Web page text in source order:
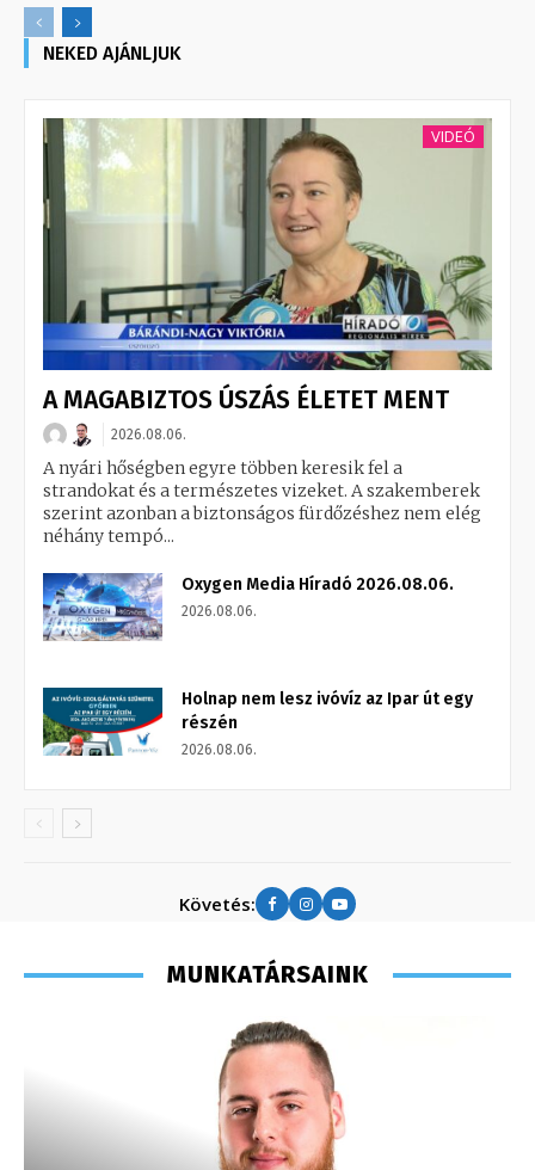
NEKED AJÁNLJUK
VIDEÓ
A MAGABIZTOS ÚSZÁS ÉLETET MENT
2026.08.06.
A nyári hőségben egyre többen keresik fel a
strandokat és a természetes vizeket. A szakemberek
szerint azonban a biztonságos fürdőzéshez nem elég
néhány tempó...
Oxygen Media Híradó 2026.08.06.
2026.08.06.
Holnap nem lesz ivóvíz az Ipar út egy
részén
2026.08.06.
Követés:
MUNKATÁRSAINK